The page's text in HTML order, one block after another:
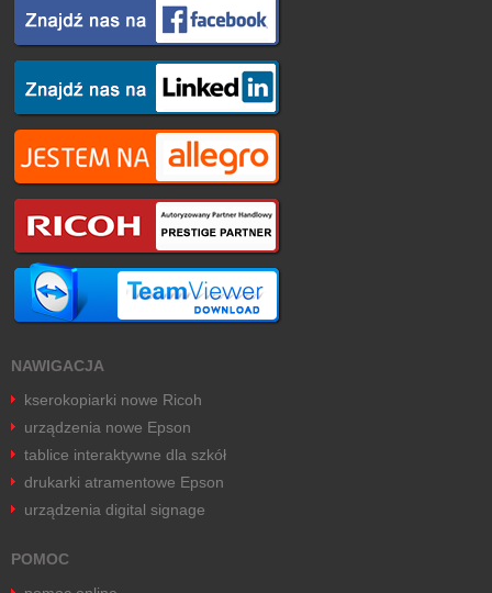
NAWIGACJA
kserokopiarki nowe Ricoh
urządzenia nowe Epson
tablice interaktywne dla szkół
drukarki atramentowe Epson
urządzenia digital signage
POMOC